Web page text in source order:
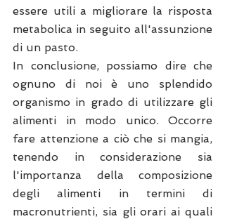
essere utili a migliorare la risposta
metabolica in seguito all'assunzione
di un pasto.
In conclusione, possiamo dire che
ognuno di noi è uno splendido
organismo in grado di utilizzare gli
alimenti in modo unico. Occorre
fare attenzione a ciò che si mangia,
tenendo in considerazione sia
l'importanza della composizione
degli alimenti in termini di
macronutrienti, sia gli orari ai quali